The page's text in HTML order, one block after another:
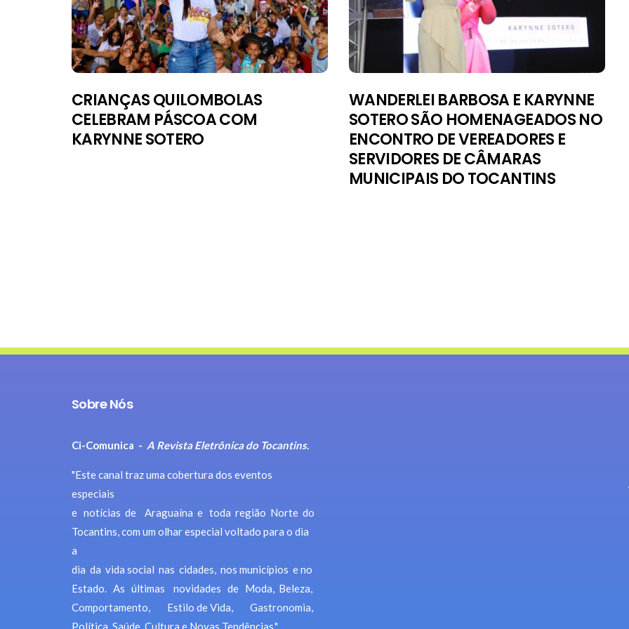
CRIANÇAS QUILOMBOLAS
CELEBRAM PÁSCOA COM
KARYNNE SOTERO
WANDERLEI BARBOSA E KARYNNE
SOTERO SÃO HOMENAGEADOS NO
ENCONTRO DE VEREADORES E
SERVIDORES DE CÂMARAS
MUNICIPAIS DO TOCANTINS
NOTAS PODER
Sobre Nós
Ci-Comunica - A Revista Eletrônica do Tocantins.
"Este canal traz uma cobertura dos eventos
especiais
e notícias de Araguaína e toda região Norte do
Tocantins, com um olhar especial voltado para o dia
a
dia da vida social nas cidades, nos municípios e no
Estado. As últimas novidades de Moda, Beleza,
Comportamento, Estilo de Vida, Gastronomia,
Política, Saúde, Cultura e Novas Tendências."